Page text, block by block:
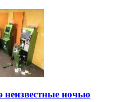
неизвестные ночью